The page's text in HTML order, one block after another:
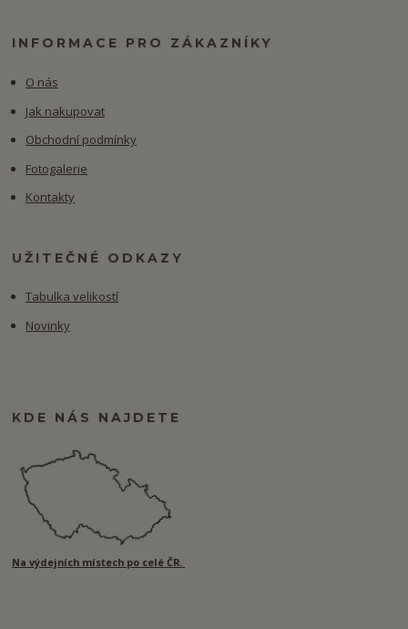
INFORMACE PRO ZÁKAZNÍKY
O nás
Jak nakupovat
Obchodní podmínky
Fotogalerie
Kontakty
UŽITEČNÉ ODKAZY
Tabulka velikostí
Novinky
KDE NÁS NAJDETE
Na výdejních místech po celé ČR.